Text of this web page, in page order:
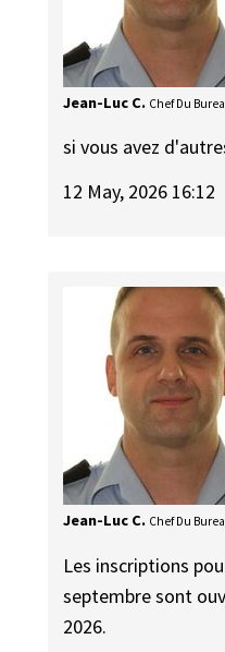
Jean-Luc C. Chef Du
si vous avez
12 May, 2026 16:12
Jean-Luc C. Chef Du
Les inscriptions
septembre sont
2026.